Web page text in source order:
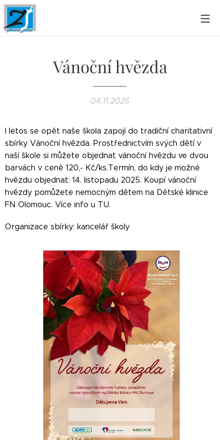
Vánoční hvězda
04.11.2025
I letos se opět naše škola zapojí do tradiční charitativní
sbírky Vánoční hvězda. Prostřednictvím svých dětí v
naší škole si můžete objednat vánoční hvězdu ve dvou
barvách v ceně 120,- Kč/ks.Termín, do kdy je možné
hvězdu objednat: 14. listopadu 2025. Koupí vánoční
hvězdy pomůžete nemocným dětem na Dětské klinice
FN Olomouc. Více info u TU.
Organizace sbírky: kancelář školy